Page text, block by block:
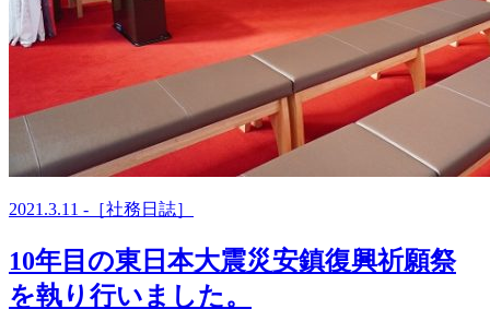
2021.3.11 -［社務日誌］
10年目の東日本大震災安鎮復興祈願祭
を執り行いました。